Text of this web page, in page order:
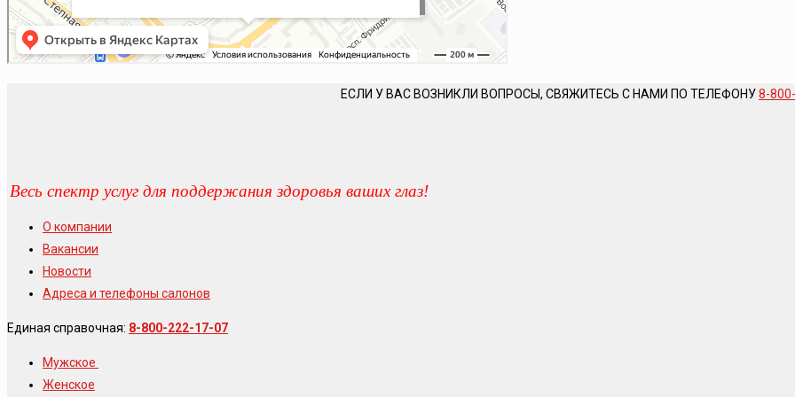
ЕСЛИ У ВАС ВОЗНИКЛИ ВОПРОСЫ, СВЯЖИТЕСЬ С НАМИ ПО ТЕЛЕФОНУ8-
Весь спектр услуг для поддержания здоровья ваших глаз!
О компании
Вакансии
Новости
Адреса и телефоны салонов
Единая справочная: 8-800-222-17-07
Мужское
Женское